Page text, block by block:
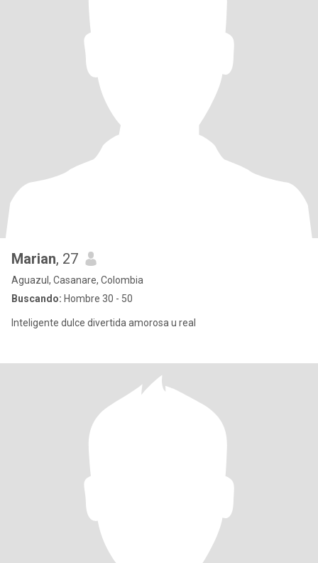
Marian, 27
Aguazul, Casanare, Colombia
Buscando: Hombre 30 - 50
Inteligente dulce divertida amorosa u real